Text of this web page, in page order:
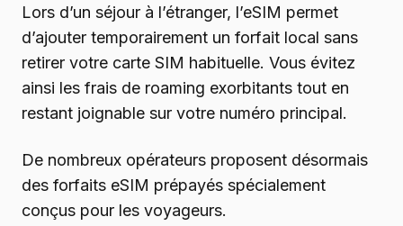
Lors d’un séjour à l’étranger, l’eSIM permet
d’ajouter temporairement un forfait local sans
retirer votre carte SIM habituelle. Vous évitez
ainsi les frais de roaming exorbitants tout en
restant joignable sur votre numéro principal.
De nombreux opérateurs proposent désormais
des forfaits eSIM prépayés spécialement
conçus pour les voyageurs.